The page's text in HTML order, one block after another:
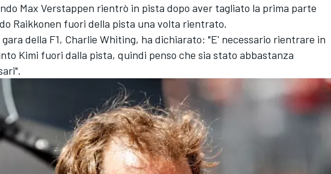
Max Verstappen rientrò in pista dopo aver tagliato la prima parte
Raikkonen fuori della pista una volta rientrato.
della F1, Charlie Whiting, ha dichiarato: "E' necessario rientrare in
Kimi fuori dalla pista, quindi penso che sia stato abbastanza